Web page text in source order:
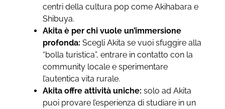
centri della cultura pop come Akihabara e
Shibuya.
Akita è per chi vuole un’immersione
profonda: Scegli Akita se vuoi sfuggire alla
“bolla turistica”, entrare in contatto con la
community locale e sperimentare
l’autentica vita rurale.
Akita offre attività uniche: solo ad Akita
puoi provare l’esperienza di studiare in un